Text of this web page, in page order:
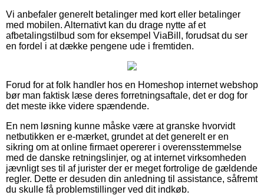
Vi anbefaler generelt betalinger med kort eller betalinger
med mobilen. Alternativt kan du drage nytte af et
afbetalingstilbud som for eksempel ViaBill, forudsat du ser
en fordel i at dække pengene ude i fremtiden.
Forud for at folk handler hos en Homeshop internet webshop
bør man faktisk læse deres forretningsaftale, det er dog for
det meste ikke videre spændende.
En nem løsning kunne måske være at granske hvorvidt
netbutikken er e-mærket, grundet at det generelt er en
sikring om at online firmaet opererer i overensstemmelse
med de danske retningslinjer, og at internet virksomheden
jævnligt ses til af jurister der er meget fortrolige de gældende
regler. Dette er desuden din anledning til assistance, såfremt
du skulle få problemstillinger ved dit indkøb.